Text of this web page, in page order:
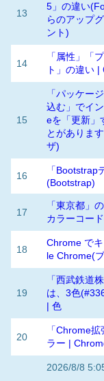
13
5」の違い
らのアップ
ント)
14
「属性」「
ト」の違い |
15
「パッケー
込む」でイ
eを「更新」
とがありま
ザ)
16
「
(Bootstrap)
17
「東京都」
カラーコー
18
Chrome で
le Chrome(
19
「西武鉄道
は、3色
| 色
20
「Chrome
ラー |
2026/8/8